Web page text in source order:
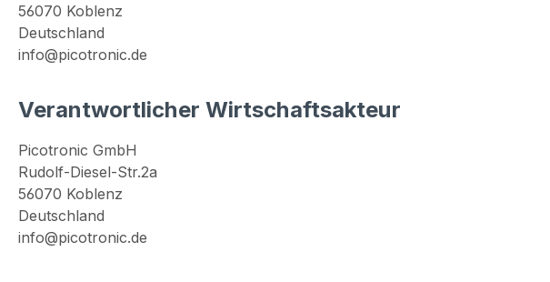
56070 Koblenz
Deutschland
info@picotronic.de
Verantwortlicher Wirtschaftsakteur
Picotronic GmbH
Rudolf-Diesel-Str.2a
56070 Koblenz
Deutschland
info@picotronic.de